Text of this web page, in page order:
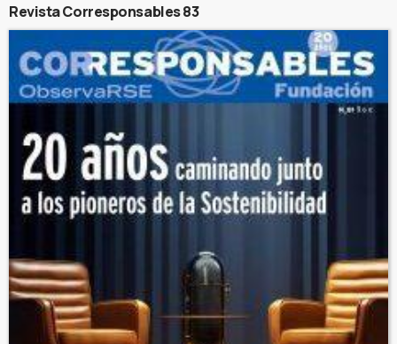
Revista Corresponsables 83